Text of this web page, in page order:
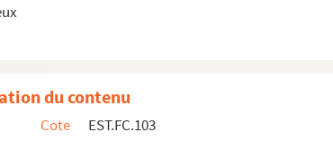
du contenu
Cote
EST.FC.103